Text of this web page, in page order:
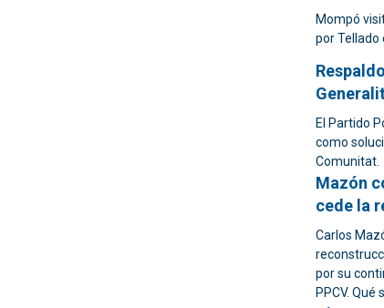
Mompó
por Tellado
El Partido
como
Comunitat.
Mazón
cede la
Carlos
por su
PPCV.